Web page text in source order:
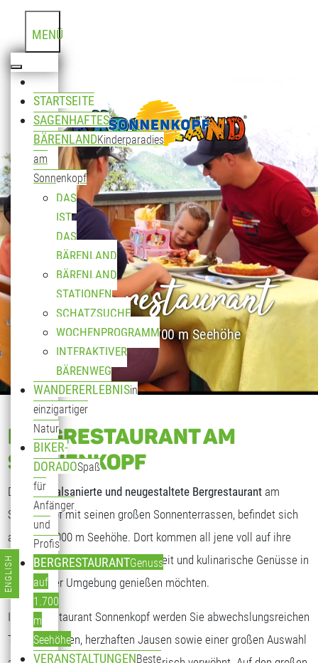
MENÜ
STARTSEITE
SAGENHAFTES
BÄRENLANDKinderparadies
am
Sonnenkopf
DAS
IST
DAS
BÄRENLAND
BÄRENLAND
STATIONEN
SCHATZSUCHE
WOCHENPROGRAMM
INTERAKTIVER
BÄRENWEG
WANDERERLEBNISin
einzigartiger
Natur
BIKER-
DORADOSpaß
für
Anfänger
und
Profis
BERGRESTAURANTGenuss
auf
1.700
m
Seehöhe
VERANSTALTUNGENBeste
Bergrestaurant
Genuss auf 1.700 m Seehöhe
BERGRESTAURANT AM
SONNENKOPF
Das generalsanierte und neugestaltete Bergrestaurant am
Sonnenkopf mit seinen großen Sonnenterrassen, befindet sich
auf fast 2.000 m Seehöhe. Dort kommen all jene voll auf ihre
Kosten, die freundliche Gastlichkeit und kulinarische Genüsse in
traumhafter Umgebung genießen möchten.
Im Bergrestaurant Sonnenkopf werden Sie abwechslungsreichen
Tagesgerichten, herzhaften Jausen sowie einer großen Auswahl
Sprache auswählen
ENGLISH